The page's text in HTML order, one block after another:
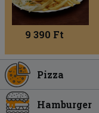
9 390 Ft
Pizza
Hamburger